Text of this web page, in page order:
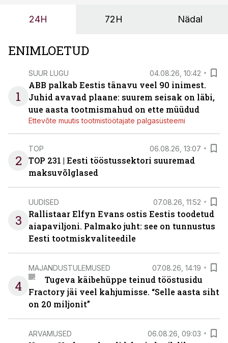
24H 72H Nädal
ENIMLOETUD
1
SUUR LUGU 04.08.26, 10:42
ABB palkab Eestis tänavu veel 90 inimest.
Juhid avavad plaane: suurem seisak on läbi,
uue aasta tootmismahud on ette müüdud
Ettevõte muutis tootmistöötajate palgasüsteemi
2
TOP 06.08.26, 13:07
TOP 231 | Eesti tööstussektori suuremad
maksuvõlglased
3
UUDISED 07.08.26, 11:52
Rallistaar Elfyn Evans ostis Eestis toodetud
aiapaviljoni. Palmako juht: see on tunnustus
Eesti tootmiskvaliteedile
4
MAJANDUSTULEMUSED 07.08.26, 14:19
Tugeva käibehüppe teinud tööstusidu
Fractory jäi veel kahjumisse. “Selle aasta siht
on 20 miljonit”
ARVAMUSED 06.08.26, 09:03